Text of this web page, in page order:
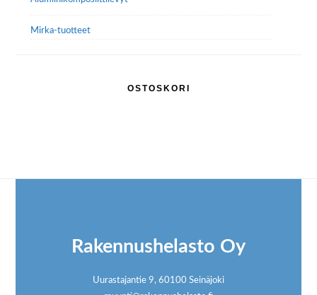
Mirka-tuotteet
OSTOSKORI
Rakennushelasto Oy
Uurastajantie 9, 60100 Seinäjoki